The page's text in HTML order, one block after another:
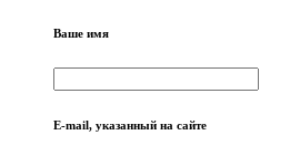
Ваше имя
E-mail, указанный на сайте